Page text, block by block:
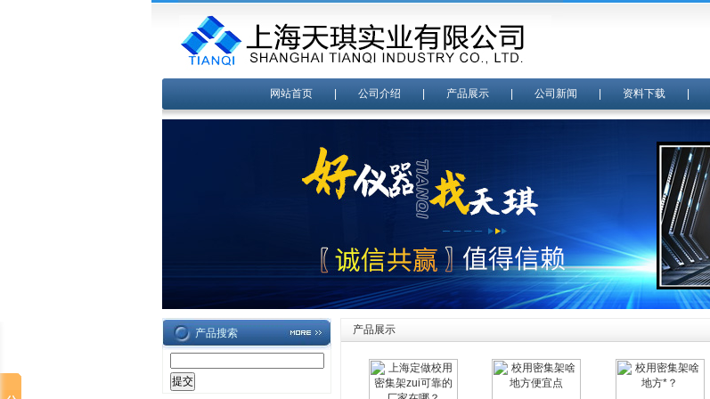
网站首页| 公司介绍 产品展示| 公司新闻 资料下载|
产品搜索 产品展示